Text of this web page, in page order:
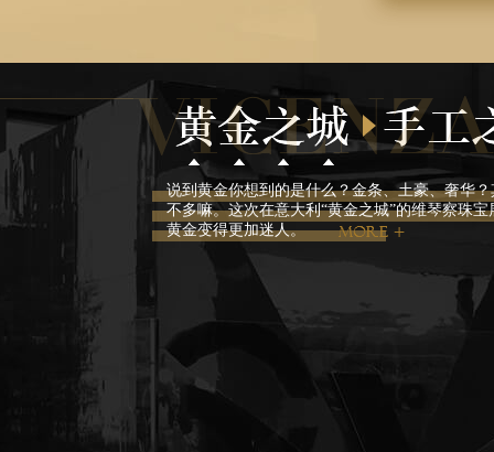
说到黄金你想到的是什么？金条、土豪、奢华
不多嘛。这次在意大利“黄金之城”的维琴察珠
黄金变得更加迷人。